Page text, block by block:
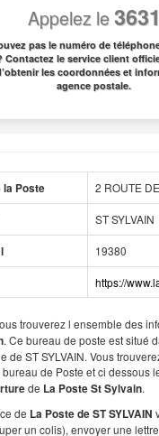
Appelez le3631
pas le numéro de
Contactez le service client
les coordonnées et
agence postale.
la Poste 2 ROUTE
ST SYLVAIN
19380
https://
trouverez l ensemble des
. Ce bureau de poste est situé
de ST SYLVAIN. Vous
de Poste et ci dessous
de La Poste St Sylvain.
de La Poste de ST SYLVAIN
un colis), envoyer une